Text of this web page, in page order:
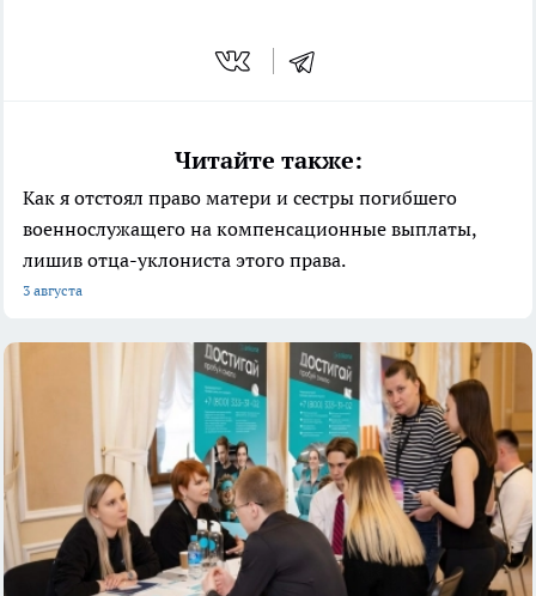
Читайте также:
Как я отстоял право матери и сестры погибшего
военнослужащего на компенсационные выплаты,
лишив отца-уклониста этого права.
3 августа